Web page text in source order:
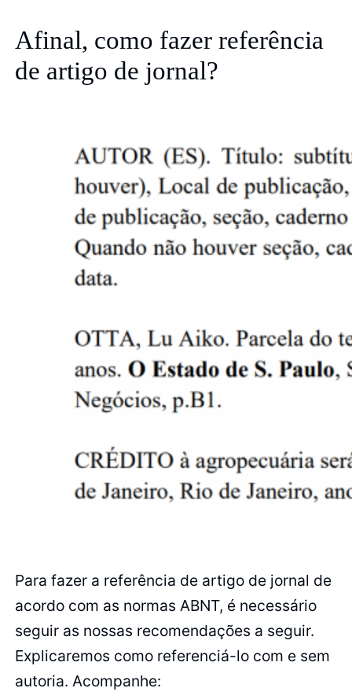
Afinal, como fazer referência
de artigo de jornal?
Para fazer a referência de artigo de jornal de
acordo com as normas ABNT, é necessário
seguir as nossas recomendações a seguir.
Explicaremos como referenciá-lo com e sem
autoria. Acompanhe: